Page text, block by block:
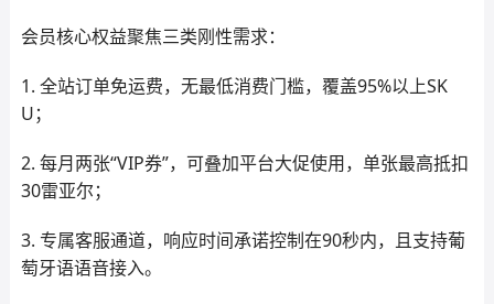
会员核心权益聚焦三类刚性需求：
1. 全站订单免运费，无最低消费门槛，覆盖95%以上SK
U；
2. 每月两张“VIP券”，可叠加平台大促使用，单张最高抵扣
30雷亚尔；
3. 专属客服通道，响应时间承诺控制在90秒内，且支持葡
萄牙语语音接入。